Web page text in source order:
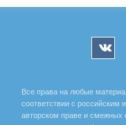
Все права на любые
соответствии с российским
авторском праве и смежных